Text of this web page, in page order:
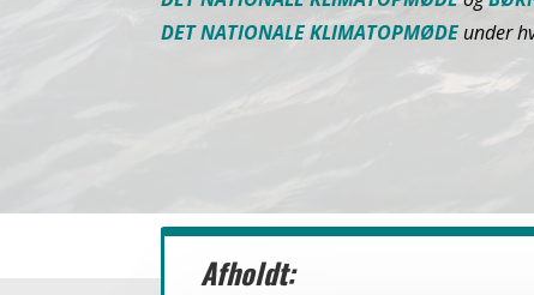
DET NATIONALE KLIMATOPMØDEunder
Afholdt: